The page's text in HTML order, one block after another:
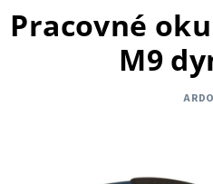
Pracovné
M9